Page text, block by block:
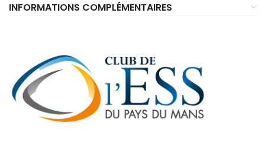
INFORMATIONS COMPLÉMENTAIRES